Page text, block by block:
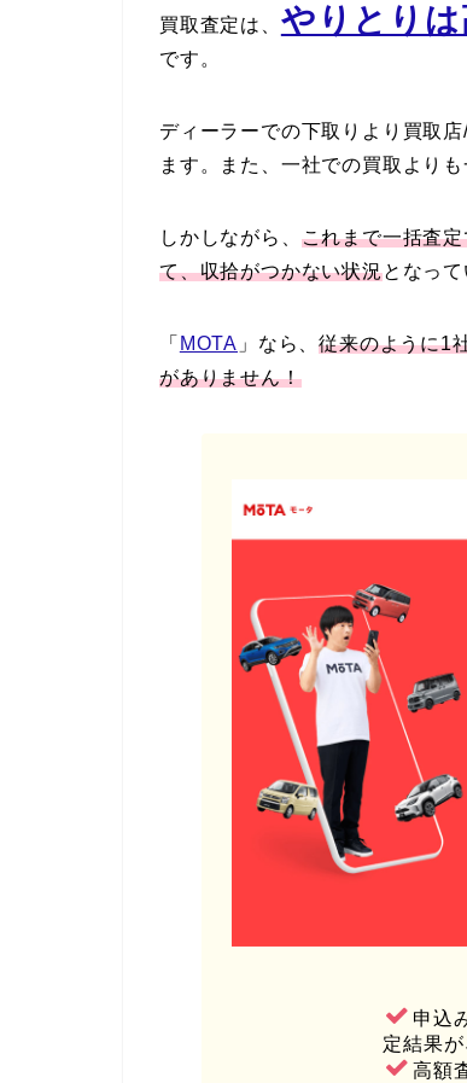
買取査定は、 やりとりは
です。
ディーラーでの下取りより買取
ます。また、一社での買取より
しかしながら、 これまで一括査
て、収拾がつかない状況となって
「 MOTA 」なら、従来のように1
がありません！
申込
定結果
高額